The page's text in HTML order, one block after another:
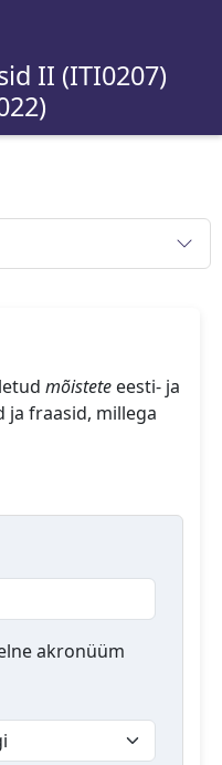
II (ITI0207)
mõistete eesti- ja
ja fraasid, millega
akronüüm